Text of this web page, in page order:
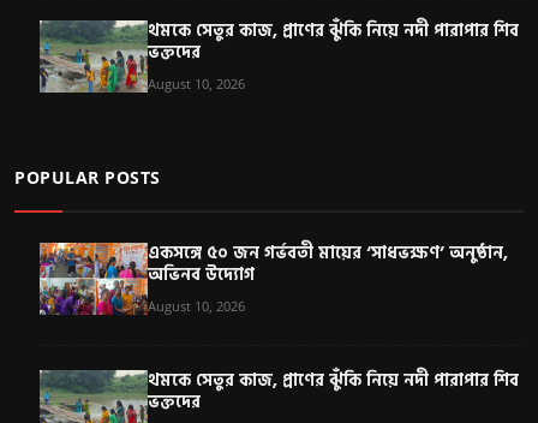
থমকে সেতুর কাজ, প্রাণের ঝুঁকি নিয়ে নদী পারাপার শিব
ভক্তদের
August 10, 2026
POPULAR POSTS
একসঙ্গে ৫০ জন গর্ভবতী মায়ের ‘সাধভক্ষণ’ অনুষ্ঠান,
অভিনব উদ্যোগ
August 10, 2026
থমকে সেতুর কাজ, প্রাণের ঝুঁকি নিয়ে নদী পারাপার শিব
ভক্তদের